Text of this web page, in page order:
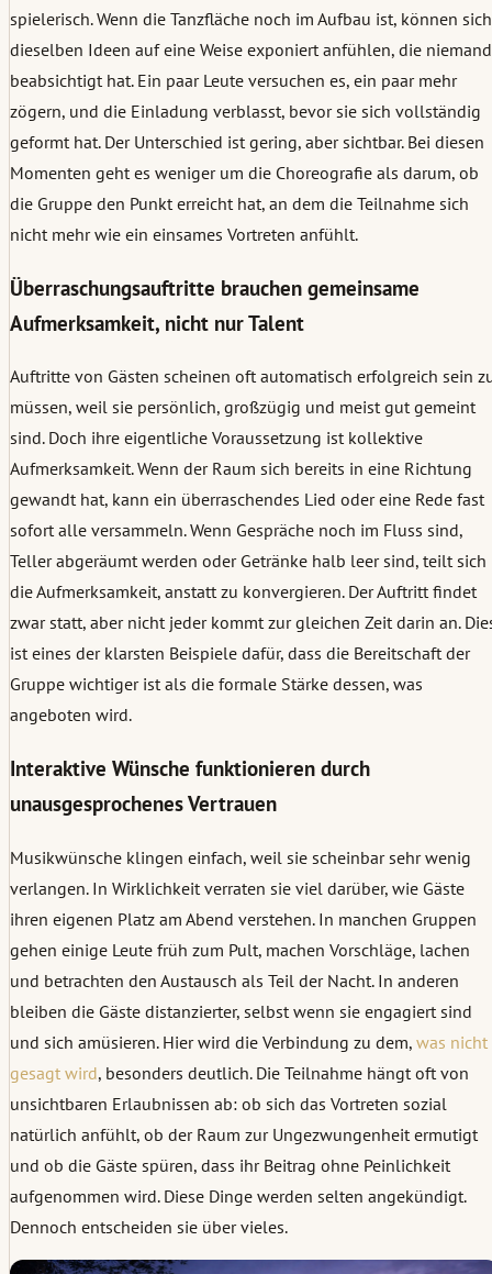
spielerisch. Wenn die Tanzfläche noch im Aufbau ist, können sich
dieselben Ideen auf eine Weise exponiert anfühlen, die niemand
beabsichtigt hat. Ein paar Leute versuchen es, ein paar mehr
zögern, und die Einladung verblasst, bevor sie sich vollständig
geformt hat. Der Unterschied ist gering, aber sichtbar. Bei diesen
Momenten geht es weniger um die Choreografie als darum, ob
die Gruppe den Punkt erreicht hat, an dem die Teilnahme sich
nicht mehr wie ein einsames Vortreten anfühlt.
Überraschungsauftritte brauchen gemeinsame
Aufmerksamkeit, nicht nur Talent
Auftritte von Gästen scheinen oft automatisch erfolgreich sein
müssen, weil sie persönlich, großzügig und meist gut gemeint
sind. Doch ihre eigentliche Voraussetzung ist kollektive
Aufmerksamkeit. Wenn der Raum sich bereits in eine Richtung
gewandt hat, kann ein überraschendes Lied oder eine Rede fast
sofort alle versammeln. Wenn Gespräche noch im Fluss sind,
Teller abgeräumt werden oder Getränke halb leer sind, teilt sich
die Aufmerksamkeit, anstatt zu konvergieren. Der Auftritt findet
zwar statt, aber nicht jeder kommt zur gleichen Zeit darin an.
ist eines der klarsten Beispiele dafür, dass die Bereitschaft der
Gruppe wichtiger ist als die formale Stärke dessen, was
angeboten wird.
Interaktive Wünsche funktionieren durch
unausgesprochenes Vertrauen
Musikwünsche klingen einfach, weil sie scheinbar sehr wenig
verlangen. In Wirklichkeit verraten sie viel darüber, wie Gäste
ihren eigenen Platz am Abend verstehen. In manchen Gruppen
gehen einige Leute früh zum Pult, machen Vorschläge, lachen
und betrachten den Austausch als Teil der Nacht. In anderen
bleiben die Gäste distanzierter, selbst wenn sie engagiert sind
und sich amüsieren. Hier wird die Verbindung zu dem, was nicht
gesagt wird, besonders deutlich. Die Teilnahme hängt oft von
unsichtbaren Erlaubnissen ab: ob sich das Vortreten sozial
natürlich anfühlt, ob der Raum zur Ungezwungenheit ermutigt
und ob die Gäste spüren, dass ihr Beitrag ohne Peinlichkeit
aufgenommen wird. Diese Dinge werden selten angekündigt.
Dennoch entscheiden sie über vieles.